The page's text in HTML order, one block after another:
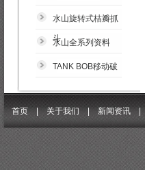
水山旋转式桔瓣抓
斗
水山全系列资料
TANK BOB移动破
首页 |关于我们 |新闻资讯 |